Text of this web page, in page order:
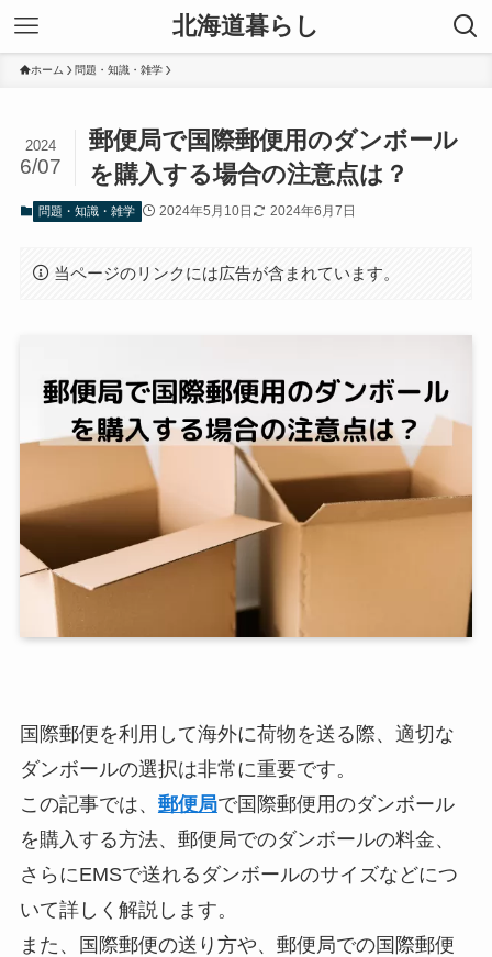
北海道暮らし
ホーム 問題・知識・雑学
郵便局で国際郵便用のダンボール
を購入する場合の注意点は？
2024
6/07
問題・知識・雑学 2024年5月10日 2024年6月7日
当ページのリンクには広告が含まれています。
国際郵便を利用して海外に荷物を送る際、適切な
ダンボールの選択は非常に重要です。
この記事では、 郵便局で国際郵便用のダンボール
を購入する方法、郵便局でのダンボールの料金、
さらにEMSで送れるダンボールのサイズなどにつ
いて詳しく解説します。
また、国際郵便の送り方や、郵便局での国際郵便